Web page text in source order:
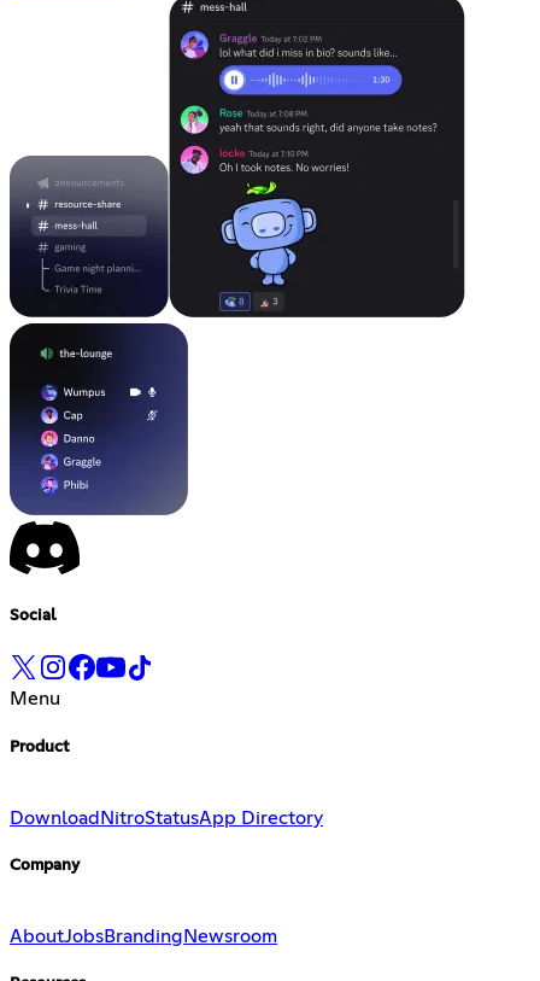
Social
Menu
Product
Download NitroStatusApp Directory
Company
AboutJobsBranding Newsroom